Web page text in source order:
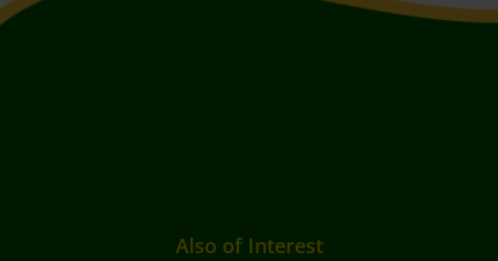
Also of Interest